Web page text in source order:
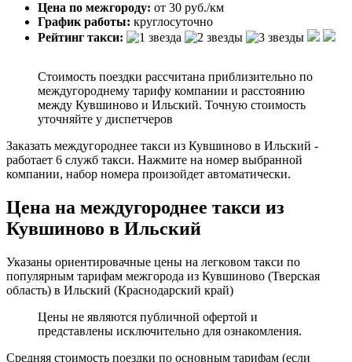
Цена по межгороду: от 30 руб./км
График работы: круглосуточно
Рейтинг такси:
Стоимость поездки рассчитана приблизительно по
междугороднему тарифу компании и расстоянию
между Кувшиново и Ильский. Точную стоимость
уточняйте у диспетчеров
Заказать междугороднее такси из Кувшиново в Ильский -
работает 6 служб такси. Нажмите на номер выбранной
компании, набор номера произойдет автоматически.
Цена на междугороднее такси из
Кувшиново в Ильский
Указаны ориентировачные цены на легковом такси по
популярным тарифам межгорода из Кувшиново (Тверская
область) в Ильский (Краснодарский край)
Цены не являются публичной офертой и
представлены исключительно для ознакомления.
Средняя стоимость поездки по основным тарифам (если